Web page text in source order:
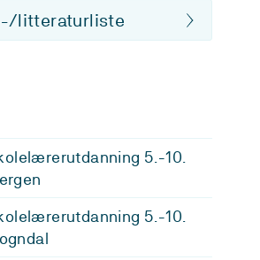
litteraturliste
5.-10.
5.-10.